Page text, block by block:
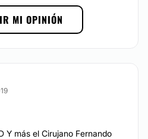
MI OPINIÓN
Y más el Cirujano Fernando